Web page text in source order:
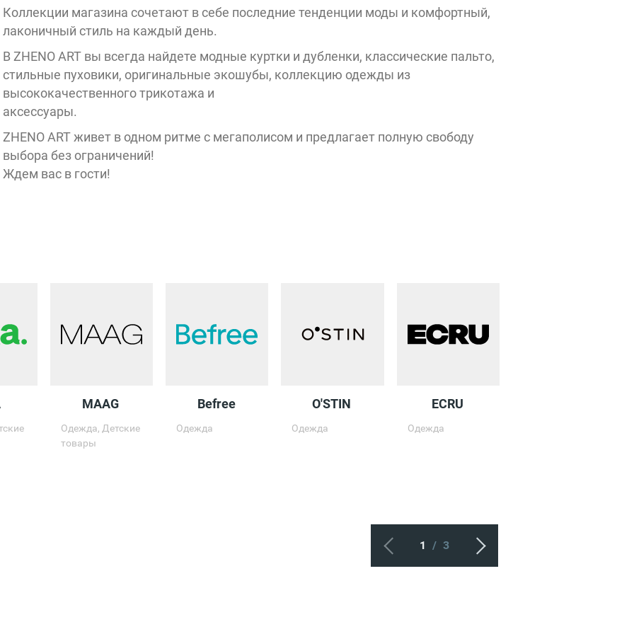
GATTOI Lexmer
KANZLER
Мастерская
Коллекции магазина сочетают в себе последние тенденции моды и комфортный,
лаконичный стиль на каждый день.
В ZHENO ART вы всегда найдете модные куртки и дубленки, классические пальто,
стильные пуховики, оригинальные экошубы, коллекцию одежды из
высококачественного трикотажа и
аксессуары.
ZHENO ART живет в одном ритме с мегаполисом и предлагает полную свободу
выбора без ограничений!
Ждем вас в гости!
MAAG
Одежда, Детские
товары
Befree
Одежда
O'STIN
Одежда
ECRU
Одежда
1 / 3